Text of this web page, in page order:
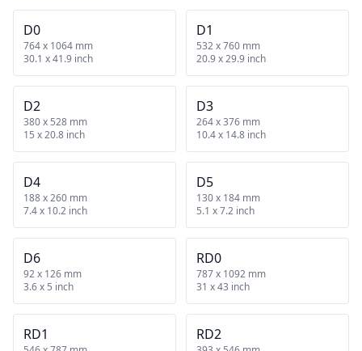
D0
764 x 1064 mm
30.1 x 41.9 inch
D1
532 x 760 mm
20.9 x 29.9 inch
D2
380 x 528 mm
15 x 20.8 inch
D3
264 x 376 mm
10.4 x 14.8 inch
D4
188 x 260 mm
7.4 x 10.2 inch
D5
130 x 184 mm
5.1 x 7.2 inch
D6
92 x 126 mm
3.6 x 5 inch
RD0
787 x 1092 mm
31 x 43 inch
RD1 RD2